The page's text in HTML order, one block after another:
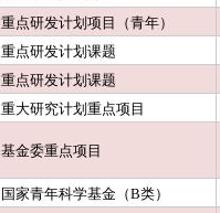
重点研发计划项目（青年）
重点研发计划课题
重点研发计划课题
重大研究计划重点项目
基金委重点项目
国家青年科学基金（B类）